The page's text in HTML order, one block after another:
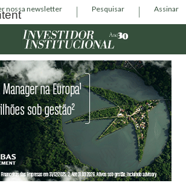
nossa newsletter Pesquisar Assinar